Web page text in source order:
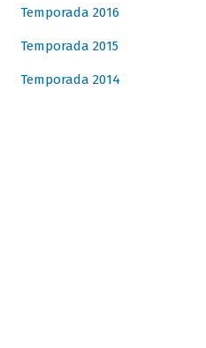
Temporada 2016
Temporada 2015
Temporada 2014